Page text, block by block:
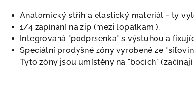
Anatomický střih a elastický materiál - ty
1/4 zapínání na zip (mezi lopatkami).
Integrovaná "podprsenka" s výstuhou a
Speciální prodyšné zóny vyrobené ze
Tyto zóny jsou umístěny na "bocích"